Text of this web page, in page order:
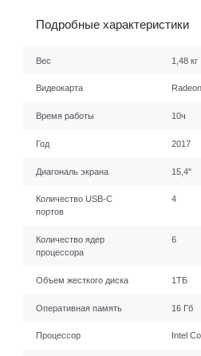
Подробные характеристики
Вес 1,48 кг
Видеокарта
Время работы 10ч
Год 2017
Диагональ экрана 15,4"
Количество USB-C
портов
4
Количество ядер
процессора
6
Объем жесткого диска 1ТБ
Оперативная память 16 Гб
Процессор Intel